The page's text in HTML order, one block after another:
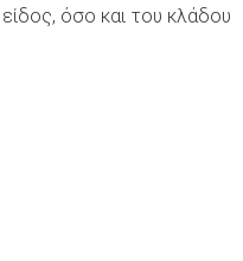
όσο και του κλάδου